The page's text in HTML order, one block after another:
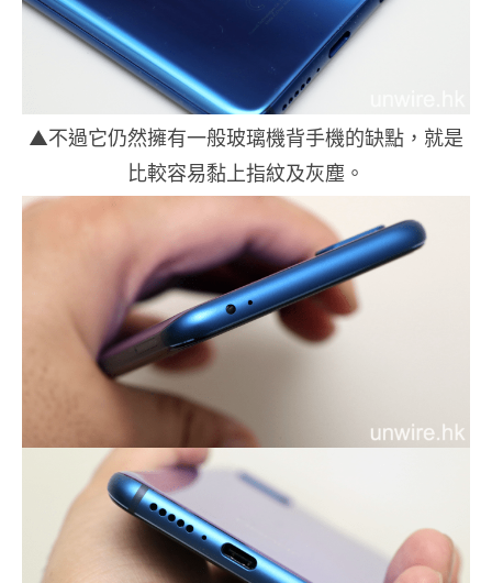
▲不過它仍然擁有一般玻璃機背手機的缺點，就是
比較容易黏上指紋及灰塵。